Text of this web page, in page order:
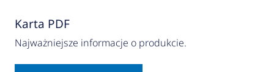
Karta PDF
Najważniejsze informacje o produkcie.